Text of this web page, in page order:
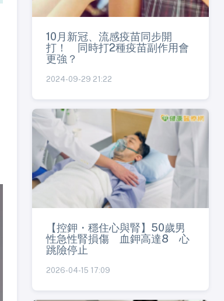
10月新冠、流感疫苗同步開
打！ 同時打2種疫苗副作用會
更強？
2024-09-29 21:22
【控鉀・穩住心與腎】50歲男
性急性腎損傷 血鉀高達8 心
跳險停止
2026-04-15 17:09